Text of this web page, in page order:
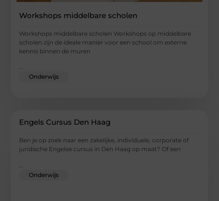
Workshops middelbare scholen
Workshops middelbare scholen Workshops op middelbare
scholen zijn de ideale manier voor een school om externe
kennis binnen de muren
...
Onderwijs
Engels Cursus Den Haag
Ben je op zoek naar een zakelijke, individuele, corporate of
juridische Engelse cursus in Den Haag op maat? Of een
Onderwijs